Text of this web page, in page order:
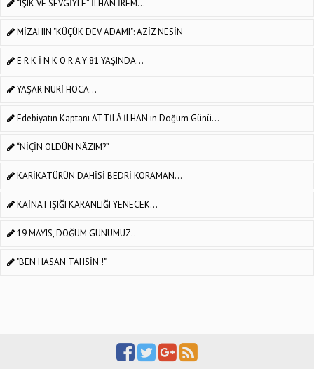
“IŞIK VE SEVGİYLE” İLHAN İREM...
MİZAHIN "KÜÇÜK DEV ADAMI": AZİZ NESİN
E R K İ N K O R A Y 81 YAŞINDA...
YAŞAR NURİ HOCA...
Edebiyatın Kaptanı ATTİLÂ İLHAN'ın Doğum Günü...
“NİÇİN ÖLDÜN NÂZIM?”
KARİKATÜRÜN DAHİSİ BEDRİ KORAMAN...
KAİNAT IŞIĞI KARANLIĞI YENECEK...
19 MAYIS, DOĞUM GÜNÜMÜZ..
"BEN HASAN TAHSİN !"